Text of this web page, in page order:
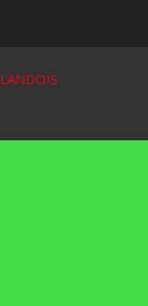
LANDOIS